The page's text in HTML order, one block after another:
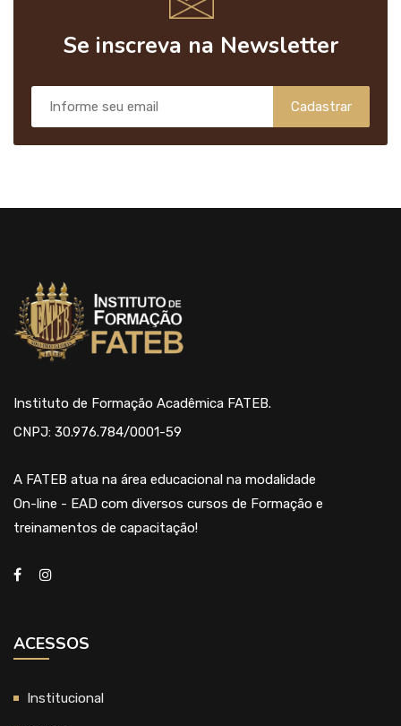
Se inscreva na Newsletter
Cadastrar
Instituto de Formação Acadêmica FATEB.
CNPJ: 30.976.784/0001-59
A FATEB atua na área educacional na modalidade
On-line - EAD com diversos cursos de Formação e
treinamentos de capacitação!
ACESSOS
Institucional